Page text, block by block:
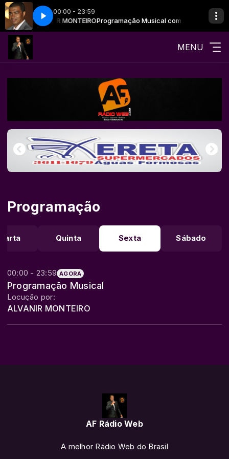
00:00 - 23:59
com ALVANIR MONTEIROProgramação Musical com ALVANIR
violão - Parte 2 Gaita, campo & violão - Parte 2
MENU
Programação
Quinta Sexta Sábado
00:00 - 23:59 AGORA
Programação Musical
Locução por:
ALVANIR MONTEIRO
AF Rádio Web
A melhor Rádio Web do Brasil